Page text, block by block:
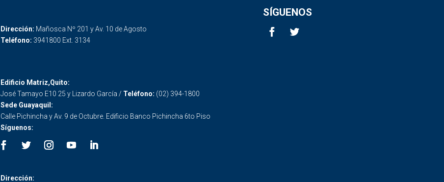
Dirección: Mañosca Nº 201 y Av. 10 de Agosto
Teléfono: 3941800 Ext. 3134
SÍGUENOS
Edificio Matriz,Quito:
José Tamayo E10 25 y Lizardo García / Teléfono: (02) 394-1800
Sede Guayaquil:
Calle Pichincha y Av. 9 de Octubre. Edificio Banco Pichincha 6to Piso
Síguenos:
Dirección: